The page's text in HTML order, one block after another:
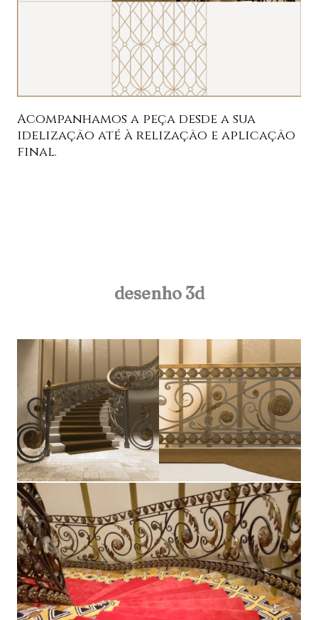
Acompanhamos a peça desde a sua
idelização até à relização e aplicação
final.
desenho 3d